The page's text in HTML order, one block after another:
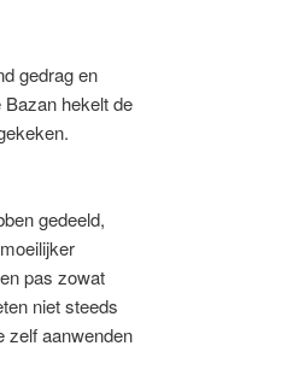
gedrag en
Bazan hekelt de
gedeeld,
pas zowat
niet steeds
zelf aanwenden